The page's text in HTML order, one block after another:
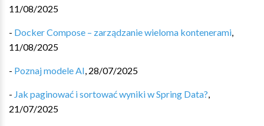
11/08/2025
- Docker Compose – zarządzanie wieloma kontenerami,
11/08/2025
- Poznaj modele AI, 28/07/2025
- Jak paginować i sortować wyniki w Spring Data?,
21/07/2025